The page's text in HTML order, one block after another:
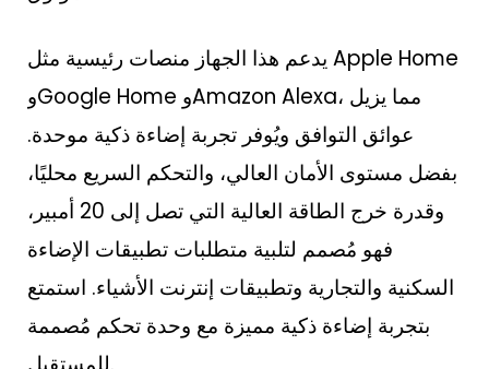
يدعم هذا الجهاز منصات رئيسية مثل Apple Home
وGoogle Home وAmazon Alexa، مما يزيل
عوائق التوافق ويُوفر تجربة إضاءة ذكية موحدة.
بفضل مستوى الأمان العالي، والتحكم السريع محليًا،
وقدرة خرج الطاقة العالية التي تصل إلى 20 أمبير،
فهو مُصمم لتلبية متطلبات تطبيقات الإضاءة
السكنية والتجارية وتطبيقات إنترنت الأشياء. استمتع
بتجربة إضاءة ذكية مميزة مع وحدة تحكم مُصممة